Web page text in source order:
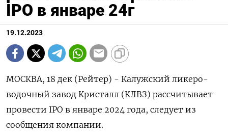
IPO в январе 24г
19.12.2023
МОСКВА, 18 дек (Рейтер) - Калужский ликеро-
водочный завод Кристалл (КЛВЗ) рассчитывает
провести IPO в январе 2024 года, следует из
сообщения компании.